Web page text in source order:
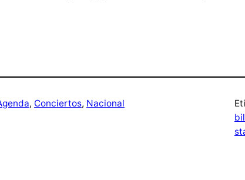
, Conciertos, Nacional